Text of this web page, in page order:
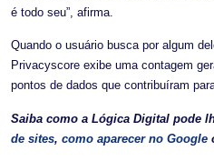
é todo seu”, afirma.
Quando o usuário busca por algum
Privacyscore exibe uma contagem
pontos de dados que contribuíram
Saiba como a Lógica Digital pode
de sites, como aparecer no Google